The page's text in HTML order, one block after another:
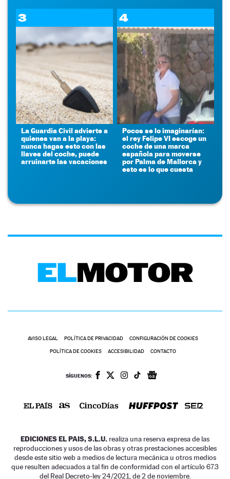
3
La Guardia Civil advierte a
quienes van a la playa:
nunca hagas esto con las
llaves del coche, puede
arruinarte las vacaciones
4
Pocos se lo imaginarían:
el rey Felipe VI escoge un
coche de una marca
española para moverse
por Palma de Mallorca y
esto es lo que cuesta
AVISO LEGAL POLÍTICA DE PRIVACIDAD CONFIGURACIÓN DE COOKIES
POLÍTICA DE COOKIES ACCESIBILIDAD CONTACTO
SÍGUENOS:
EDICIONES EL PAIS, S.L.U. realiza una reserva expresa de las
reproducciones y usos de las obras y otras prestaciones accesibles
desde este sitio web a medios de lectura mecánica u otros medios
que resulten adecuados a tal fin de conformidad con el artículo 67.3
del Real Decreto-ley 24/2021, de 2 de noviembre.